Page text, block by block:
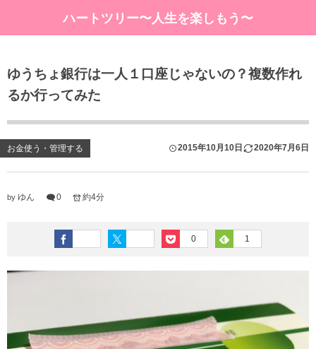
ハートツリー〜人生を楽しもう〜
ゆうちょ銀行は一人１口座じゃないの？複数作れ
るか行ってみた
お金使う・管理する 2015年10月10日 2020年7月6日
by ゆん 0 約4分
0 1